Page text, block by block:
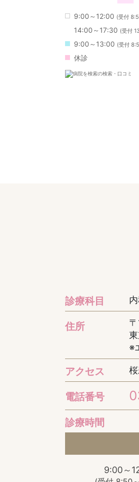
9:00～12:00 (受付
14:00～17:30 (受付
9:00～13:00 (受付
休診
診療科目
住所
※
アクセス
電話番号
診療時間
9:00～